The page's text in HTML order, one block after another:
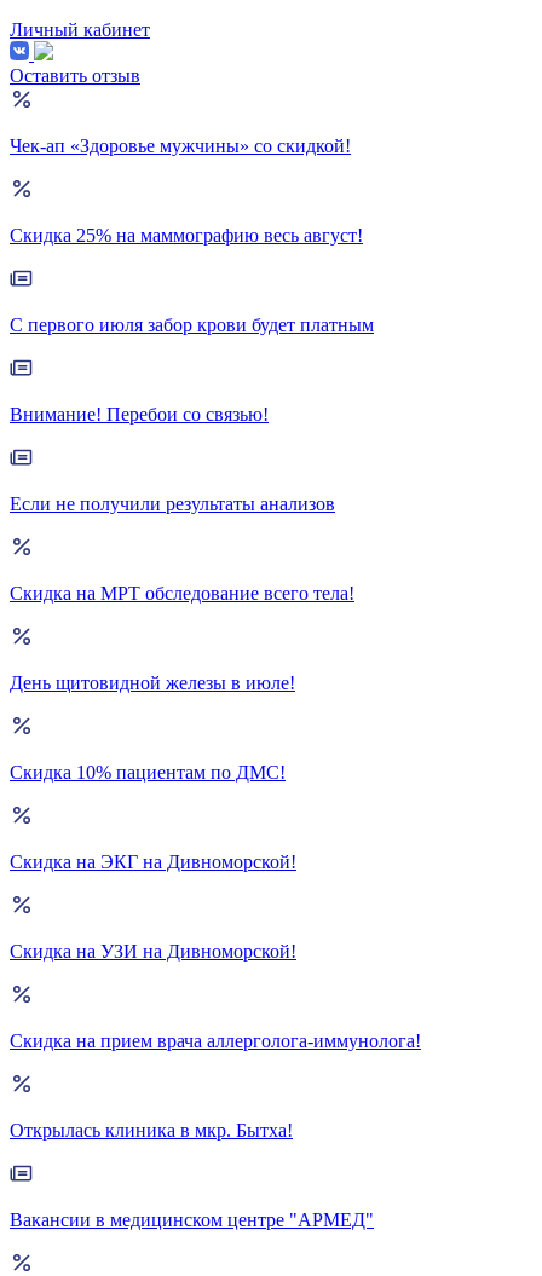
Личный кабинет
Оставить отзыв
Чек-ап «Здоровье мужчины» со скидкой!
Скидка 25% на маммографию весь август!
С первого июля забор крови будет платным
Внимание! Перебои со связью!
Если не получили результаты анализов
Скидка на МРТ обследование всего тела!
День щитовидной железы в июле!
Скидка 10% пациентам по ДМС!
Скидка на ЭКГ на Дивноморской!
Скидка на УЗИ на Дивноморской!
Скидка на прием врача аллерголога-иммунолога!
Открылась клиника в мкр. Бытха!
Вакансии в медицинском центре "АРМЕД"